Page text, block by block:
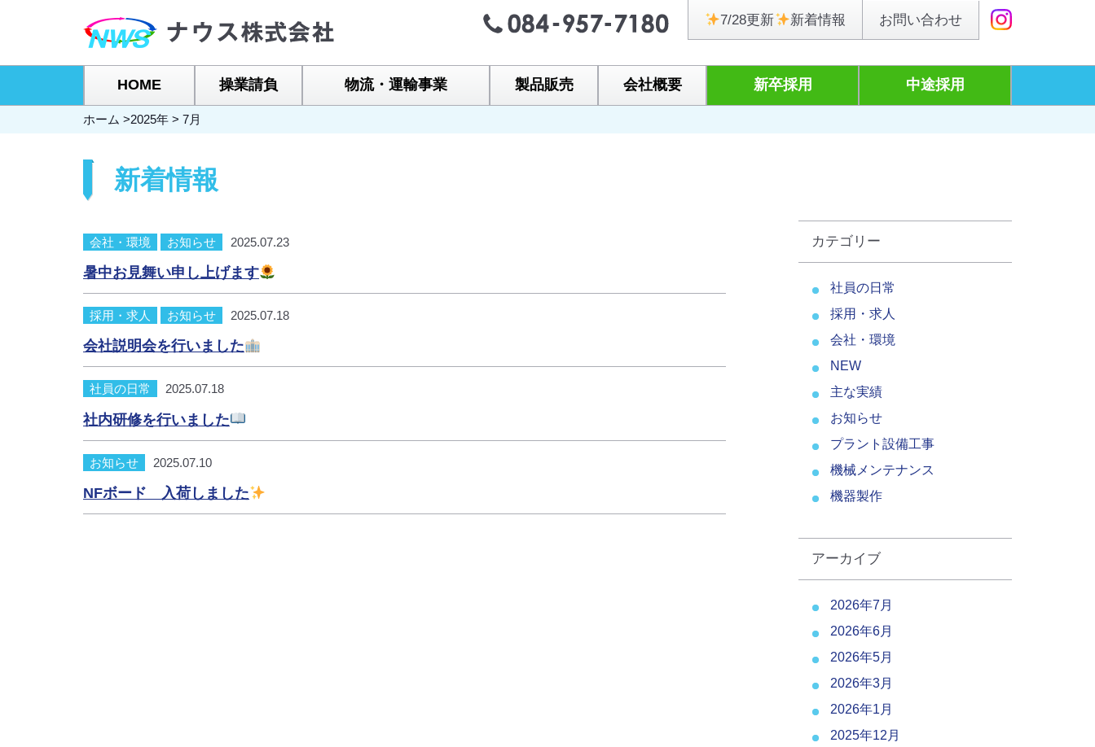
7/28更新 新着情報 お問い合わせ
HOME 操業請負 物流・運輸事業 製品販売 会社概要 新卒採用 中途採用
ホーム >2025年 > 7月
新着情報
会社・環境 お知らせ 2025.07.23
暑中お見舞い申し上げます
採用・求人 お知らせ 2025.07.18
会社説明会を行いました
社員の日常 2025.07.18
社内研修を行いました
お知らせ 2025.07.10
NFボード 入荷しました
カテゴリー
社員の日常
採用・求人
会社・環境
NEW
主な実績
お知らせ
プラント設備工事
機械メンテナンス
機器製作
アーカイブ
2026年7月
2026年6月
2026年5月
2026年3月
2026年1月
2025年12月